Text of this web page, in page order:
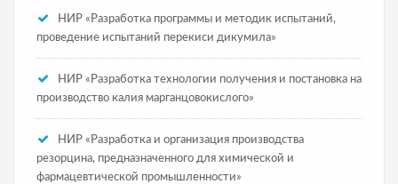
НИР «Разработка программы и методик испытаний,
проведение испытаний перекиси дикумила»
НИР «Разработка технологии получения и постановка на
производство калия марганцовокислого»
НИР «Разработка и организация производства
резорцина, предназначенного для химической и
фармацевтической промышленности»